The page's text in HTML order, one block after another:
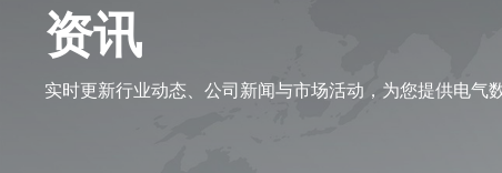
资讯
实时更新行业动态、公司新闻与市场活动，为您提供电气